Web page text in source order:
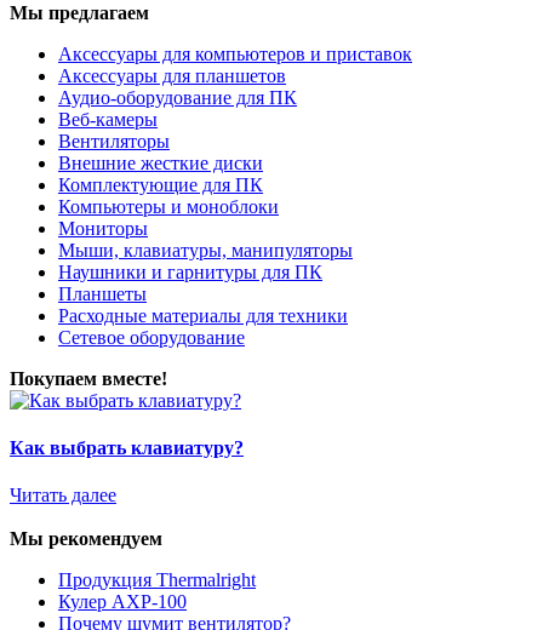
Мы предлагаем
Аксессуары для компьютеров и приставок
Аксессуары для планшетов
Аудио-оборудование для ПК
Веб-камеры
Вентиляторы
Внешние жесткие диски
Комплектующие для ПК
Компьютеры и моноблоки
Мониторы
Мыши, клавиатуры, манипуляторы
Наушники и гарнитуры для ПК
Планшеты
Расходные материалы для техники
Сетевое оборудование
Покупаем вместе!
Как выбрать клавиатуру?
Читать далее
Мы рекомендуем
Продукция Thermalright
Кулер AXP-100
Почему шумит вентилятор?